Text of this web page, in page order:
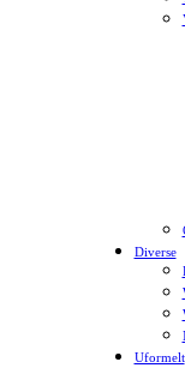
Diverse
Uformelt